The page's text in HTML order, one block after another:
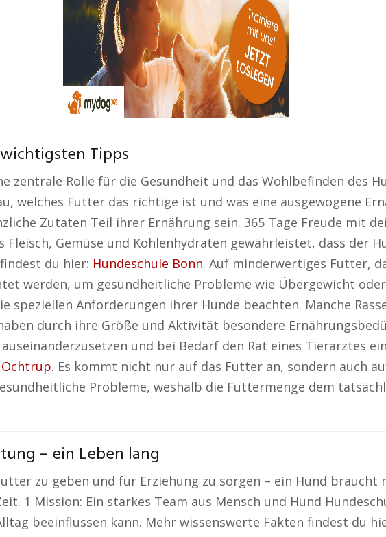
Tipps
zentrale Rolle für die Gesundheit und das Wohlbefinden des
welches Futter das richtige ist und was eine ausgewogene
Zutaten Teil ihrer Ernährung sein. 365 Tage Freude mit
Fleisch, Gemüse und Kohlenhydraten gewährleistet, dass der
du hier: Hundeschule Bonn. Auf minderwertiges Futter,
werden, um gesundheitliche Probleme wie Übergewicht
speziellen Anforderungen ihrer Hunde beachten. Manche
durch ihre Größe und Aktivität besondere
und bei Bedarf den Rat eines Tierarztes
Ochtrup. Es kommt nicht nur auf das Futter an, sondern auch
Probleme, weshalb die Futtermenge dem
– ein Leben lang
zu geben und für Erziehung zu sorgen – ein Hund braucht
1 Mission: Ein starkes Team aus Mensch und Hund
beeinflussen kann. Mehr wissenswerte Fakten findest du